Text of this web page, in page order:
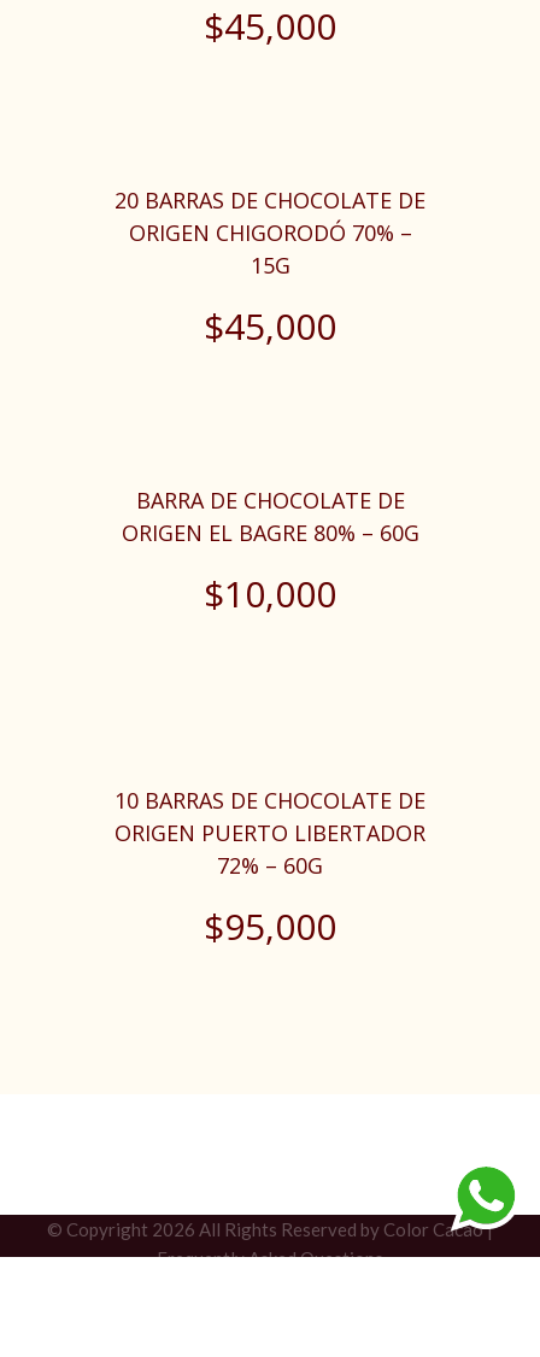
$45,000
20 BARRAS DE CHOCOLATE DE
ORIGEN CHIGORODÓ 70% –
15G
$45,000
BARRA DE CHOCOLATE DE
ORIGEN EL BAGRE 80% – 60G
$10,000
10 BARRAS DE CHOCOLATE DE
ORIGEN PUERTO LIBERTADOR
72% – 60G
$95,000
© Copyright 2026 All Rights Reserved by Color Cacao |
Frequently Asked Questions